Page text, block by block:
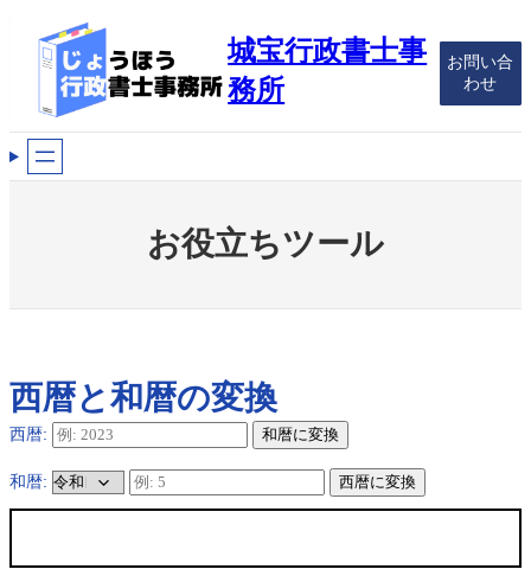
ッ
プ
城宝行政書士事
務所
お問い合
わせ
お役立ちツール
西暦と和暦の変換
西暦: 和暦に変換
和暦: 西暦に変換